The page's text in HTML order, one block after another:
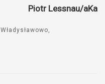
Piotr Lessnau/aKa
Władysławowo